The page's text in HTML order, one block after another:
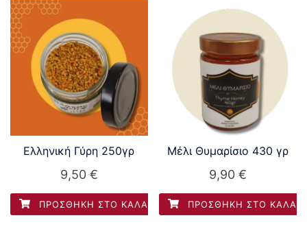
Ελληνική Γύρη 250γρ
9,50 €
ΠΡΟΣΘΉΚΗ ΣΤΟ ΚΑΛΆΘΙ
Μέλι Θυμαρίσιο 430 γρ
9,90€
ΠΡΟΣΘΉΚΗ ΣΤΟ ΚΑΛΆΘΙ